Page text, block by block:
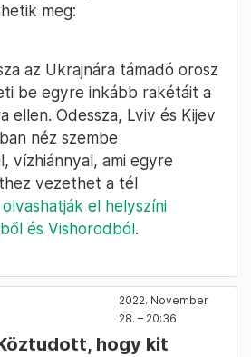
meg:
az Ukrajnára támadó orosz
be egyre inkább rakétáit a
ellen. Odessza, Lviv és Kijev
néz szembe
vízhiánnyal, ami egyre
vezethet a tél
el helyszíni
és Vishorodból.
2022. November
28. – 20:36
hogy kit